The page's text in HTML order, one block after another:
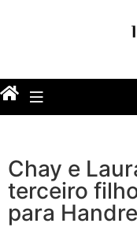
Chay e
terceiro
para